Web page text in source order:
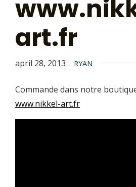
art.fr
april 28, 2013 RYAN
Commande dans notre
www.nikkel-art.fr